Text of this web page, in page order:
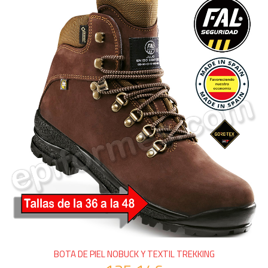
BOTA DE PIEL NOBUCK Y TEXTIL TREKKING